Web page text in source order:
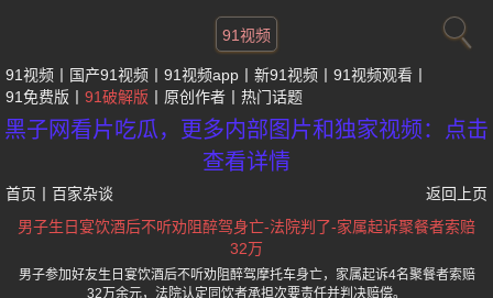
91视频
91视频 国产91视频 91视频app 新91视频
91视频观看
91免费版
91破解版 原创作者 热门话题
黑子网看片吃瓜，更多内部图片和独家视频：点击
查看详情
首页 百家杂谈
返回上页
男子生日宴饮酒后不听劝阻醉驾身亡-法院判了-家属起诉聚餐者索赔
32万
男子参加好友生日宴饮酒后不听劝阻醉驾摩托车身亡，家属起诉4名聚餐者索赔
32万余元，法院认定同饮者承担次要责任并判决赔偿。